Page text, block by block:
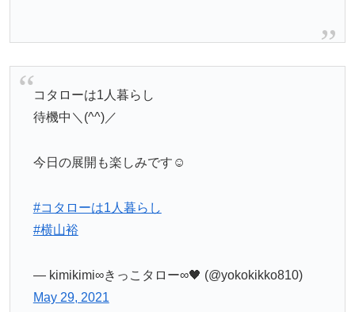
コタローは1人暮らし
待機中＼(^^)／
今日の展開も楽しみです☺️
#コタローは1人暮らし
#横山裕
— kimikimi∞きっこタロー∞🖤 (@yokokikko810)
May 29, 2021